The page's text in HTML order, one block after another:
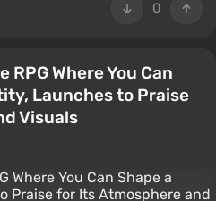
0
RPG Where You Can
Launches to Praise
Visuals